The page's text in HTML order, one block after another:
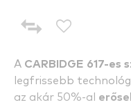
A CARBIDGE 617-es
legfrissebb
az akár 50%-al